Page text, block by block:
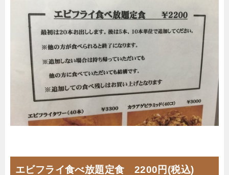
エビフライ食べ放題定食 2200円(税込)